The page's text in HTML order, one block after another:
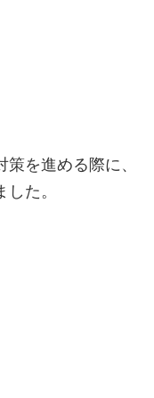
を進める際に、
た。